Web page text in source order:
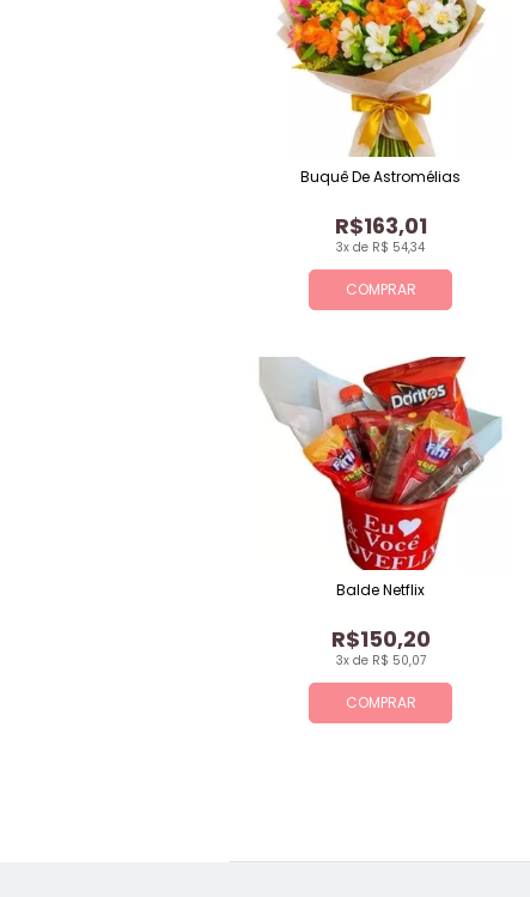
COMPRAR
3x de R$ 54,34
R$163,01
Buquê De Astromélias
COMPRAR
3x de R$ 50,07
R$150,20
Balde Netflix